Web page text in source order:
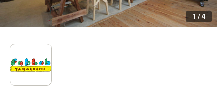
1 /4